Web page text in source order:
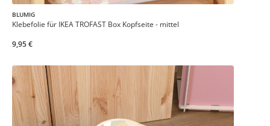
BLUMIG
Klebefolie für IKEA TROFAST Box Kopfseite - mittel
9,95 €